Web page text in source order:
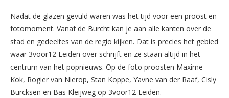
Nadat de glazen gevuld waren was het tijd voor een proost en
fotomoment. Vanaf de Burcht kan je aan alle kanten over de
stad en gedeeltes van de regio kijken. Dat is precies het gebied
waar 3voor12 Leiden over schrijft en ze staan altijd in het
centrum van het popnieuws. Op de foto proosten Maxime
Kok, Rogier van Nierop, Stan Koppe, Yavne van der Raaf, Cisly
Burcksen en Bas Kleijweg op 3voor12 Leiden.